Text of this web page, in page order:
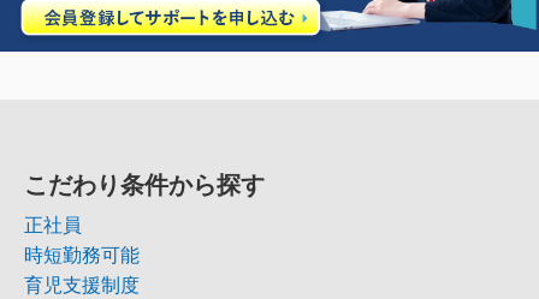
こだわり条件から探す
正社員
時短勤務可能
育児支援制度